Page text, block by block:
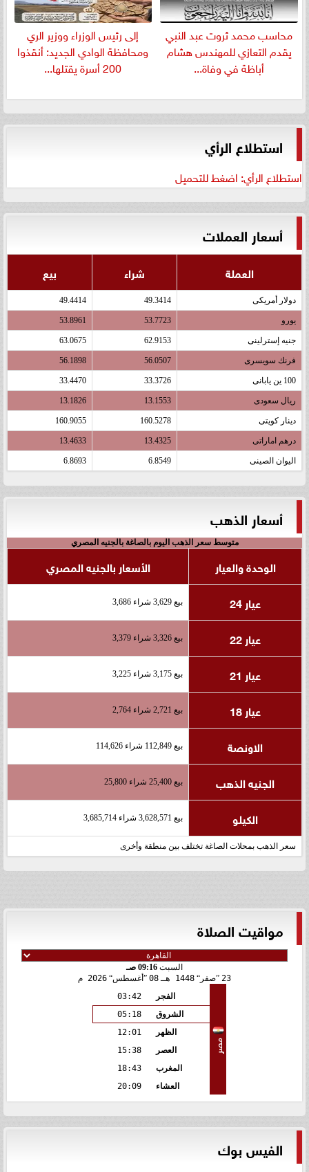
​محاسب محمد ثروت عبد النبي
يقدم التعازي للمهندس هشام
أباظة في وفاة...
إلى رئيس الوزراء ووزير الري
ومحافظة الوادي الجديد: أنقذوا
200 أسرة يقتلها...
استطلاع الرأي
استطلاع الرأي: اضغط للتحميل
أسعار العملات
العملة شراء بيع
دولار أمريكى 49.3414
49.4414
يورو 53.7723
53.8961
جنيه إسترلينى 62.9153
63.0675
فرنك سويسرى 56.0507
56.1898
100 ين يابانى 33.3726
33.4470
ريال سعودى 13.1553
13.1826
دينار كويتى 160.5278
160.9055
درهم اماراتى 13.4325
13.4633
اليوان الصينى 6.8549
6.8693
أسعار الذهب
متوسط سعر الذهب اليوم بالصاغة بالجنيه المصري
الوحدة والعيار
الأسعار بالجنيه المصري
عيار 24
بيع 3,629 شراء 3,686
عيار 22 بيع 3,326 شراء 3,379
عيار 21 بيع 3,175 شراء 3,225
عيار 18 بيع 2,721 شراء 2,764
الاونصة بيع 112,849 شراء 114,626
الجنيه الذهب بيع 25,400 شراء 25,800
الكيلو بيع 3,628,571 شراء 3,685,714
سعر الذهب بمحلات الصاغة تختلف بين منطقة وأخرى
مواقيت الصلاة
السبت 09:16 صـ
23 صفر 1448 هـ 08 أغسطس 2026 م
مصر
الفجر
03:42
الشروق
05:18
الظهر
12:01
العصر
15:38
المغرب
18:43
العشاء
20:09
الفيس بوك